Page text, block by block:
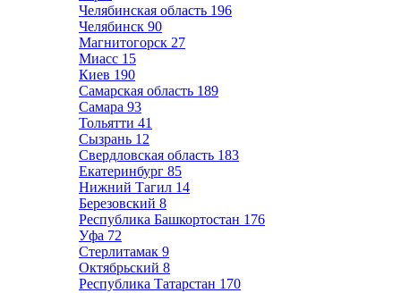
Челябинская область 196
Челябинск 90
Магнитогорск 27
Миасс 15
Киев 190
Самарская область 189
Самара 93
Тольятти 41
Сызрань 12
Свердловская область 183
Екатеринбург 85
Нижний Тагил 14
Березовский 8
Республика Башкортостан 176
Уфа 72
Стерлитамак 9
Октябрьский 8
Республика Татарстан 170